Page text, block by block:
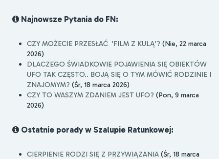
Najnowsze Pytania do FN:
CZY MOŻECIE PRZESŁAĆ 'FILM Z KULĄ'? (Nie, 22 marca
2026)
DLACZEGO ŚWIADKOWIE POJAWIENIA SIĘ OBIEKTÓW
UFO TAK CZĘSTO.. BOJĄ SIĘ O TYM MÓWIĆ RODZINIE I
ZNAJOMYM? (Śr, 18 marca 2026)
CZY TO WASZYM ZDANIEM JEST UFO? (Pon, 9 marca
2026)
Ostatnie porady w Szalupie Ratunkowej:
CIERPIENIE RODZI SIĘ Z PRZYWIĄZANIA (Śr, 18 marca